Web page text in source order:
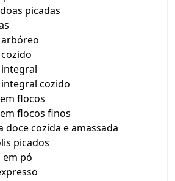
picadas
cozido
flocos
flocos finos
doce cozida e amassada
picados
em pó